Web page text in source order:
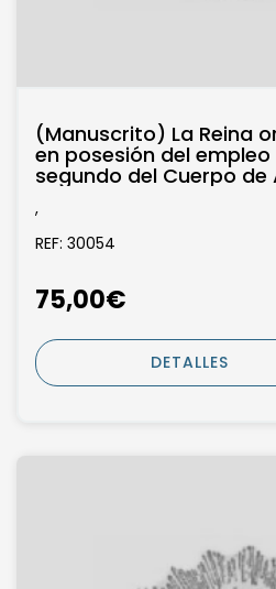
(Manuscrito) La Reina
en posesión del
segundo del Cuerpo de
,
REF: 30054
75,00€
DETALLES